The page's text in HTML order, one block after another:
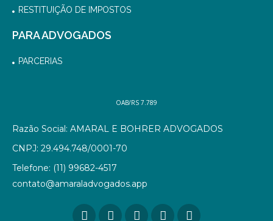
RESTITUIÇÃO DE IMPOSTOS
PARA ADVOGADOS
PARCERIAS
OAB/RS 7.789
Razão Social: AMARAL E BOHRER ADVOGADOS
CNPJ: 29.494.748/0001-70
Telefone: (11) 99682-4517
contato@amaraladvogados.app